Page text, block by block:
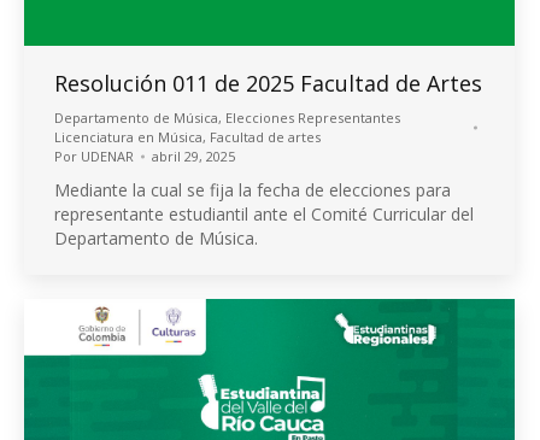
Resolución 011 de 2025 Facultad de Artes
Departamento de Música, Elecciones Representantes
Licenciatura en Música, Facultad de artes
Por UDENAR abril 29, 2025
Mediante la cual se fija la fecha de elecciones para
representante estudiantil ante el Comité Curricular del
Departamento de Música.